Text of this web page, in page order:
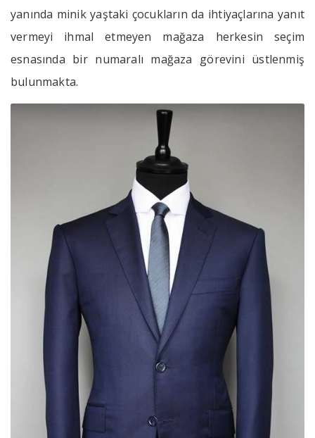
yanında minik yaştaki çocukların da ihtiyaçlarına yanıt
vermeyi ihmal etmeyen mağaza herkesin seçim
esnasında bir numaralı mağaza görevini üstlenmiş
bulunmakta.